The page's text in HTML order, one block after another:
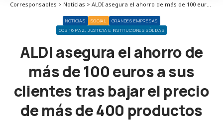
Corresponsables > Noticias > ALDI asegura el ahorro de más de 100 euros a sus clientes tras bajar el precio de más de 400 productos
NOTICIAS SOCIAL
GRANDES EMPRESAS
ODS 16 PAZ, JUSTICIA E INSTITUCIONES SÓLIDAS
ALDI asegura el ahorro de
más de 100 euros a sus
clientes tras bajar el precio
de más de 400 productos